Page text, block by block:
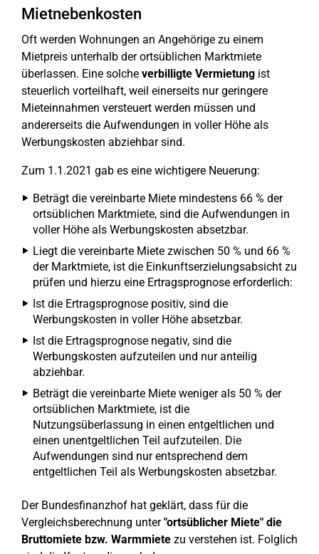
Mietnebenkosten
Oft werden Wohnungen an Angehörige zu einem
Mietpreis unterhalb der ortsüblichen Marktmiete
überlassen. Eine solche verbilligte Vermietung ist
steuerlich vorteilhaft, weil einerseits nur geringere
Mieteinnahmen versteuert werden müssen und
andererseits die Aufwendungen in voller Höhe als
Werbungskosten abziehbar sind.
Zum 1.1.2021 gab es eine wichtigere Neuerung:
Beträgt die vereinbarte Miete mindestens 66 % der
ortsüblichen Marktmiete, sind die Aufwendungen in
voller Höhe als Werbungskosten absetzbar.
Liegt die vereinbarte Miete zwischen 50 % und 66 %
der Marktmiete, ist die Einkunftserzielungsabsicht zu
prüfen und hierzu eine Ertragsprognose erforderlich:
Ist die Ertragsprognose positiv, sind die
Werbungskosten in voller Höhe absetzbar.
Ist die Ertragsprognose negativ, sind die
Werbungskosten aufzuteilen und nur anteilig
abziehbar.
Beträgt die vereinbarte Miete weniger als 50 % der
ortsüblichen Marktmiete, ist die
Nutzungsüberlassung in einen entgeltlichen und
einen unentgeltlichen Teil aufzuteilen. Die
Aufwendungen sind nur entsprechend dem
entgeltlichen Teil als Werbungskosten absetzbar.
Der Bundesfinanzhof hat geklärt, dass für die
Vergleichsberechnung unter"ortsüblicher Miete" die
Bruttomiete bzw. Warmmiete zu verstehen ist. Folglich